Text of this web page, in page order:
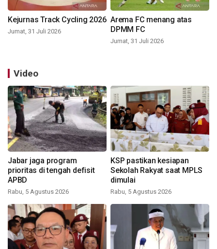
Kejurnas Track Cycling 2026
Jumat, 31 Juli 2026
Arema FC menang atas
DPMM FC
Jumat, 31 Juli 2026
Video
Jabar jaga program
prioritas di tengah defisit
APBD
Rabu, 5 Agustus 2026
KSP pastikan kesiapan
Sekolah Rakyat saat MPLS
dimulai
Rabu, 5 Agustus 2026